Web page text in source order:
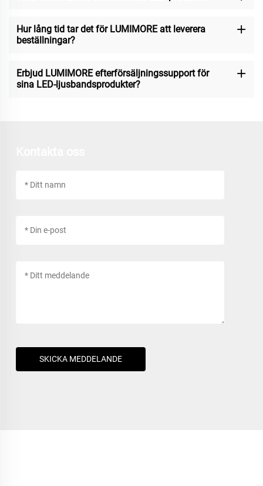
Hur lång tid tar det för LUMIMORE att leverera
beställningar?
Erbjud LUMIMORE efterförsäljningssupport för
sina LED-ljusbandsprodukter?
SKICKA MEDDELANDE